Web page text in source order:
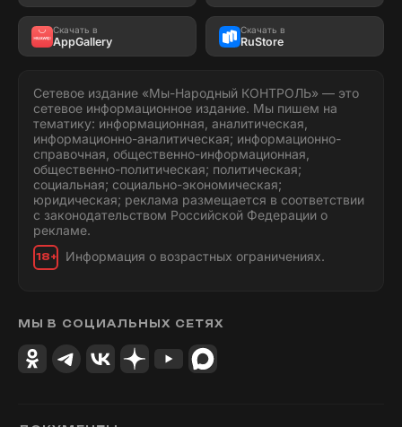
Скачать в
AppGallery
Скачать в
RuStore
Сетевое издание «Мы-Народный КОНТРОЛЬ» — это
сетевое информационное издание. Мы пишем на
тематику: информационная, аналитическая,
информационно-аналитическая; информационно-
справочная, общественно-информационная,
общественно-политическая; политическая;
социальная; социально-экономическая;
юридическая; реклама размещается в соответствии
с законодательством Российской Федерации о
рекламе.
18+ Информация о возрастных ограничениях.
МЫ В СОЦИАЛЬНЫХ СЕТЯХ